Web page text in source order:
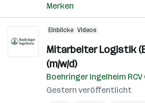
Merken
Einblicke Videos
Mitarbeiter Logistik
(m/w/d)
Boehringer Ingelheim RCV
Gestern veröffentlicht